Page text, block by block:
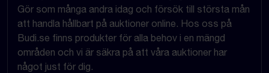
Gör som många andra idag och försök till största mån
att handla hållbart på auktioner online. Hos oss på
Budi.se finns produkter för alla behov i en mängd
områden och vi är säkra på att våra auktioner har
något just för dig.